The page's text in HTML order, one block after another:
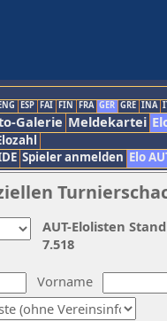
ESP FAI FIN FRA GER GRE INA
Galerie Meldekartei
Spieler anmelden Elo
Vorname
AUT-Elolisten
7.518